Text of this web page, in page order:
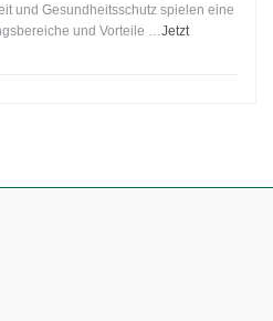
und Gesundheitsschutz spielen eine
und Vorteile …Jetzt